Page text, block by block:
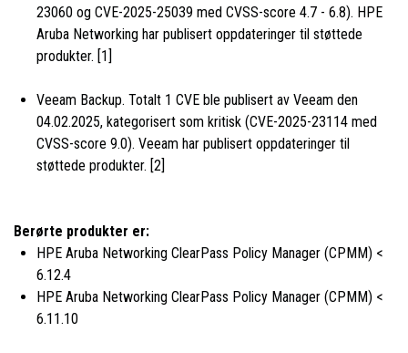
23060 og CVE-2025-25039 med CVSS-score 4.7 - 6.8). HPE
Aruba Networking har publisert oppdateringer til støttede
produkter. [1]
Veeam Backup. Totalt 1 CVE ble publisert av Veeam den
04.02.2025, kategorisert som kritisk (CVE-2025-23114 med
CVSS-score 9.0). Veeam har publisert oppdateringer til
støttede produkter. [2]
Berørte produkter er:
HPE Aruba Networking ClearPass Policy Manager (CPMM) <
6.12.4
HPE Aruba Networking ClearPass Policy Manager (CPMM) <
6.11.10